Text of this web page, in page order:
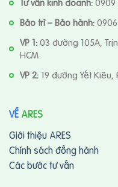
Tư vấn kinh doanh:0909
Bảo trì – Bảo hành:
VP 1:03 đường 105A,
HCM.
VP 2: 19 đường Yết
VỀ ARES
Giới thiệu ARES
Chính sách đồng hành
Các bước tư vấn